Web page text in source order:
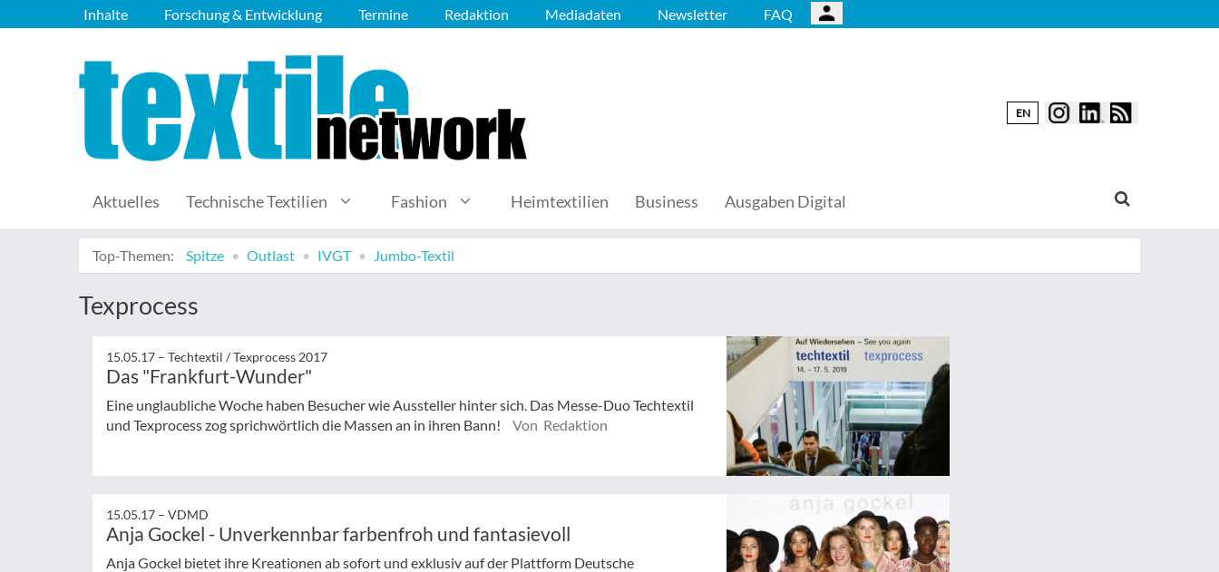
Inhalte Forschung & Entwicklung Termine Redaktion Mediadaten Newsletter FAQ
EN
Aktuelles Technische Textilien Fashion Heimtextilien Business Ausgaben Digital
Top-Themen: Spitze Outlast IVGT Jumbo-Textil
Texprocess
15.05.17 – Techtextil / Texprocess 2017
Das "Frankfurt-Wunder"
Eine unglaubliche Woche haben Besucher wie Aussteller hinter sich. Das Messe-Duo Techtextil
und Texprocess zog sprichwörtlich die Massen an in ihren Bann!
Von Redaktion
15.05.17 – VDMD
Anja Gockel - Unverkennbar farbenfroh und fantasievoll
Anja Gockel bietet ihre Kreationen ab sofort und exklusiv auf der Plattform Deutsche